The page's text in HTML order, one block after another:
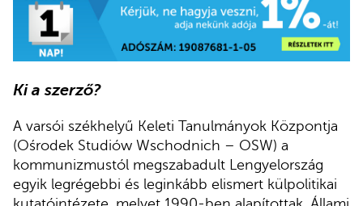
Ki a szerző?
A varsói székhelyű Keleti Tanulmányok Központja
(Ośrodek Studiów Wschodnich – OSW) a
kommunizmustól megszabadult Lengyelország
egyik legrégebbi és leginkább elismert külpolitikai